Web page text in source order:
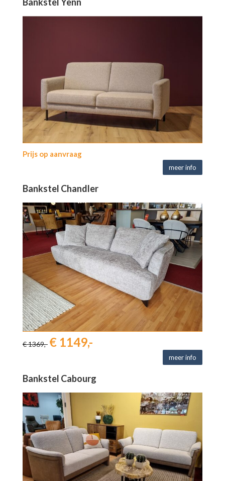
Prijs op aanvraag
meer info
Bankstel Chandler
€ 1369,- € 1149,-
meer info
Bankstel Cabourg